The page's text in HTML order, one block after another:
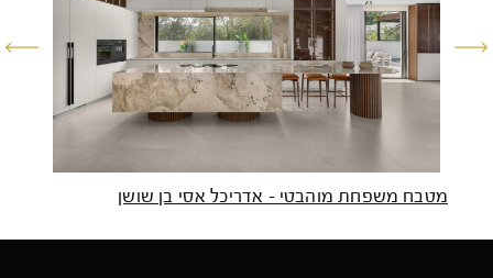
מטבח משפחת מוהבטי – אדריכל אסי בן שושן